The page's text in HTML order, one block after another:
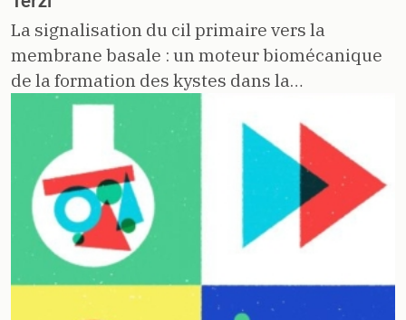
La signalisation du cil primaire vers la
membrane basale : un moteur biomécanique
de la formation des kystes dans la…